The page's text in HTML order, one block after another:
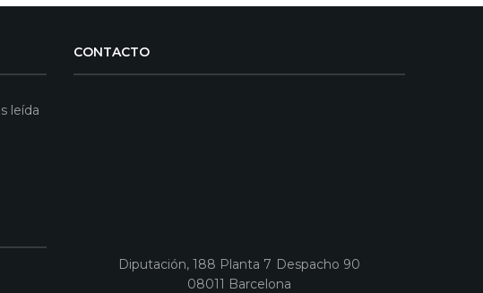
leída
CONTACTO
Diputación, 188 Planta 7 Despacho 90
08011 Barcelona